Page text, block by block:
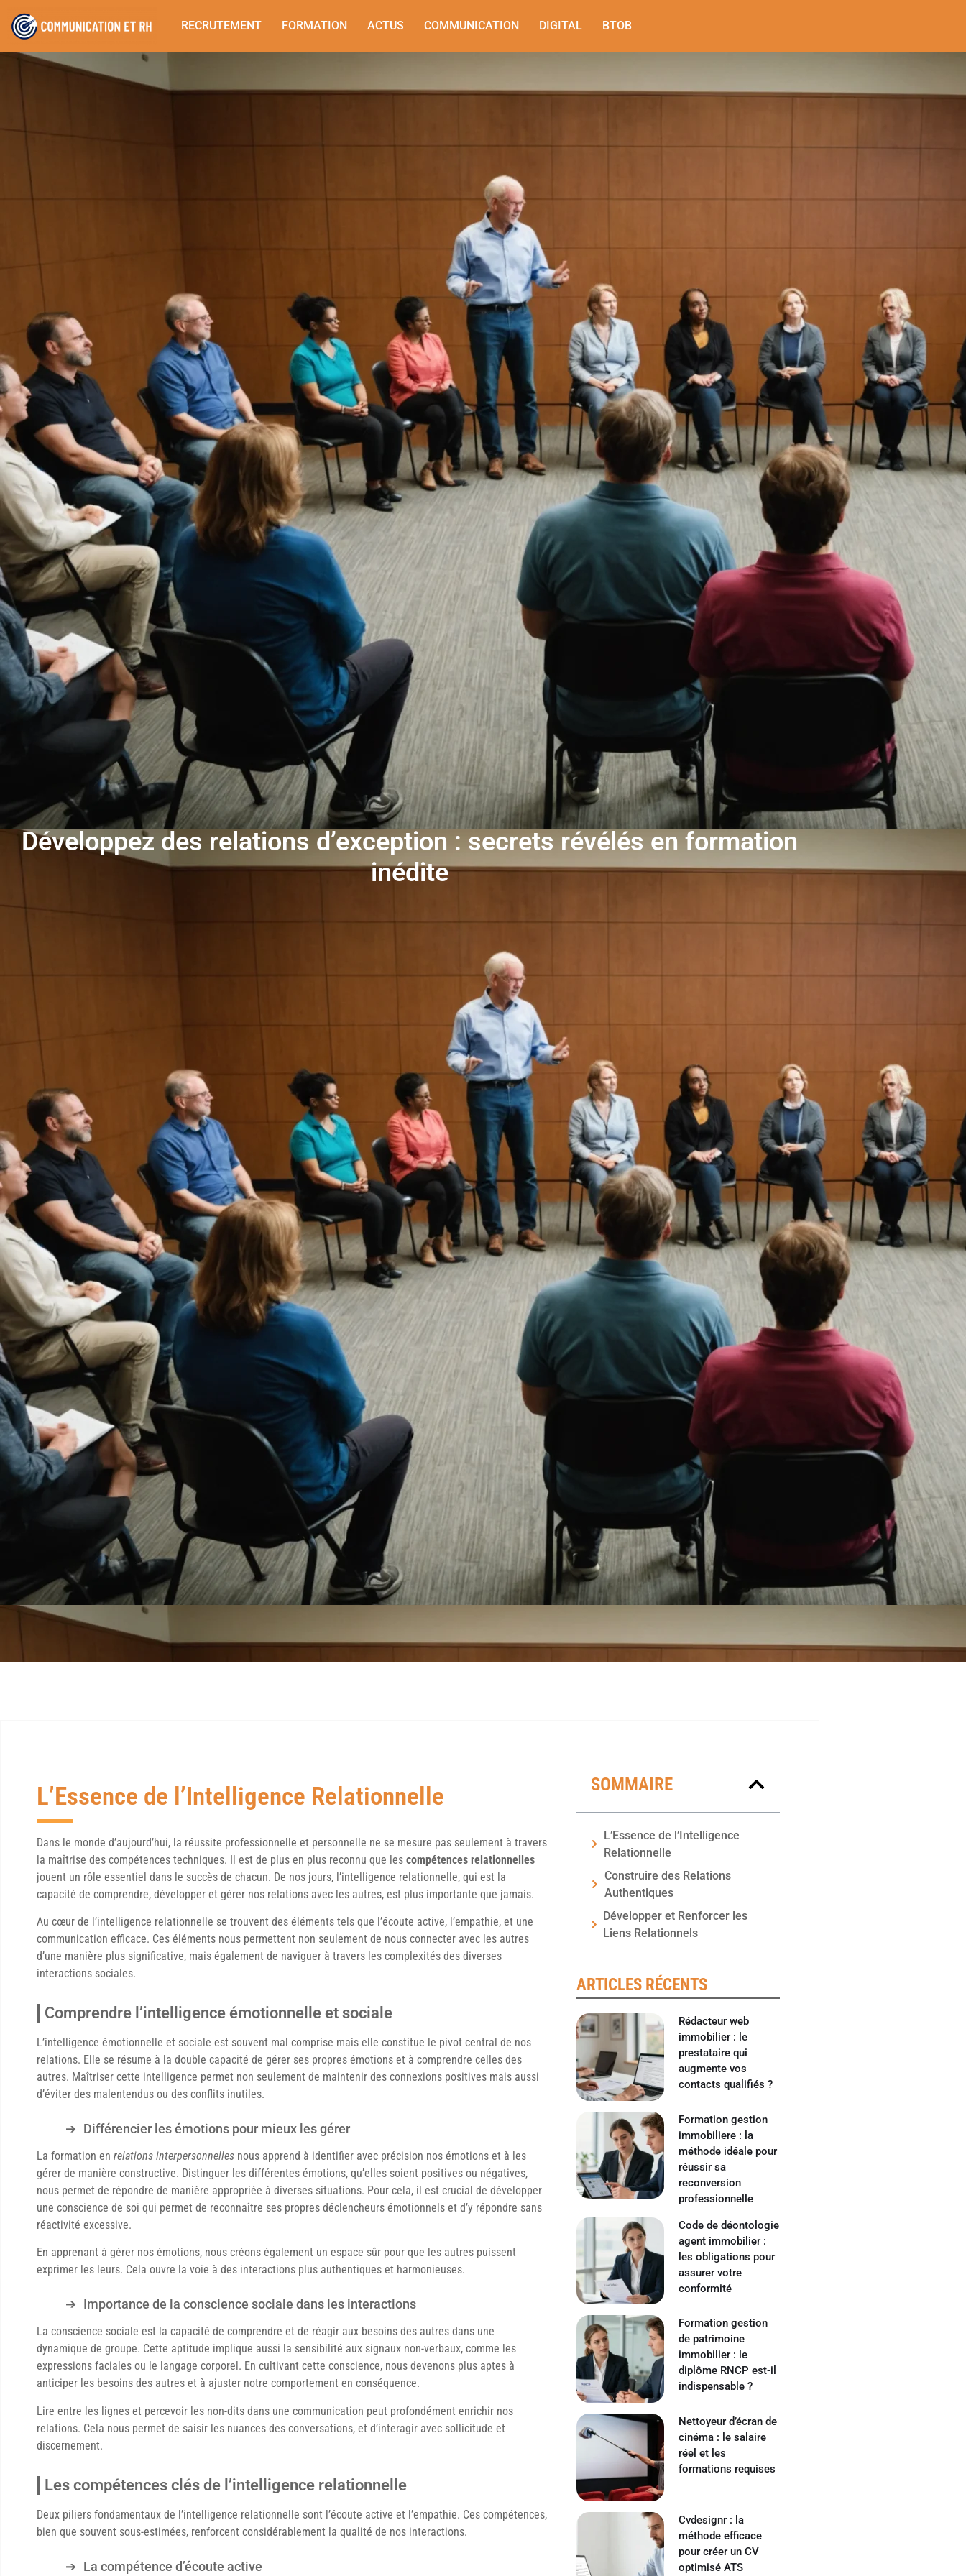
RECRUTEMENT FORMATION ACTUS COMMUNICATION DIGITAL BTOB
Développez des relations d’exception : secrets révélés en formation
inédite
L’Essence de l’Intelligence Relationnelle
Dans le monde d’aujourd’hui, la réussite professionnelle et personnelle ne se mesure pas seulement à travers
la maîtrise des compétences techniques. Il est de plus en plus reconnu que les compétences relationnelles
jouent un rôle essentiel dans le succès de chacun. De nos jours, l’intelligence relationnelle, qui est la
capacité de comprendre, développer et gérer nos relations avec les autres, est plus importante que jamais.
Au cœur de l’intelligence relationnelle se trouvent des éléments tels que l’écoute active, l’empathie, et une
communication efficace. Ces éléments nous permettent non seulement de nous connecter avec les autres
d’une manière plus significative, mais également de naviguer à travers les complexités des diverses
interactions sociales.
Comprendre l’intelligence émotionnelle et sociale
L’intelligence émotionnelle et sociale est souvent mal comprise mais elle constitue le pivot central de nos
relations. Elle se résume à la double capacité de gérer ses propres émotions et à comprendre celles des
autres. Maîtriser cette intelligence permet non seulement de maintenir des connexions positives mais aussi
d’éviter des malentendus ou des conflits inutiles.
Différencier les émotions pour mieux les gérer
La formation en relations interpersonnelles nous apprend à identifier avec précision nos émotions et à les
gérer de manière constructive. Distinguer les différentes émotions, qu’elles soient positives ou négatives,
nous permet de répondre de manière appropriée à diverses situations. Pour cela, il est crucial de développer
une conscience de soi qui permet de reconnaître ses propres déclencheurs émotionnels et d’y répondre sans
réactivité excessive.
En apprenant à gérer nos émotions, nous créons également un espace sûr pour que les autres puissent
exprimer les leurs. Cela ouvre la voie à des interactions plus authentiques et harmonieuses.
Importance de la conscience sociale dans les interactions
La conscience sociale est la capacité de comprendre et de réagir aux besoins des autres dans une
dynamique de groupe. Cette aptitude implique aussi la sensibilité aux signaux non-verbaux, comme les
expressions faciales ou le langage corporel. En cultivant cette conscience, nous devenons plus aptes à
anticiper les besoins des autres et à ajuster notre comportement en conséquence.
Lire entre les lignes et percevoir les non-dits dans une communication peut profondément enrichir nos
relations. Cela nous permet de saisir les nuances des conversations, et d’interagir avec sollicitude et
discernement.
Les compétences clés de l’intelligence relationnelle
Deux piliers fondamentaux de l’intelligence relationnelle sont l’écoute active et l’empathie. Ces compétences,
bien que souvent sous-estimées, renforcent considérablement la qualité de nos interactions.
La compétence d’écoute active
SOMMAIRE
L’Essence de l’Intelligence
Relationnelle
Construire des Relations
Authentiques
Développer et Renforcer les
Liens Relationnels
ARTICLES RÉCENTS
Rédacteur web
immobilier : le
prestataire qui
augmente vos
contacts qualifiés ?
Formation gestion
immobiliere : la
méthode idéale pour
réussir sa
reconversion
professionnelle
Code de déontologie
agent immobilier :
les obligations pour
assurer votre
conformité
Formation gestion
de patrimoine
immobilier : le
diplôme RNCP est-il
indispensable ?
Nettoyeur d’écran de
cinéma : le salaire
réel et les
formations requises
Cvdesignr : la
méthode efficace
pour créer un CV
optimisé ATS